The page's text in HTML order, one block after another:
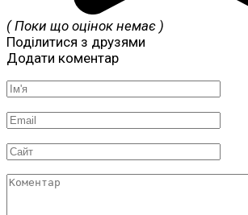
( Поки що оцінок немає )
Поділитися з друзями
Додати коментар
Ім'я
*
Email
*
Сайт
Коментар